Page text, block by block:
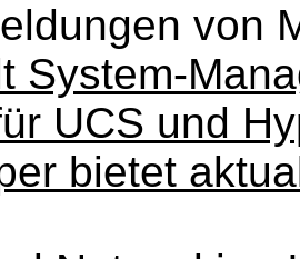
von
System-
UCS und
bietet